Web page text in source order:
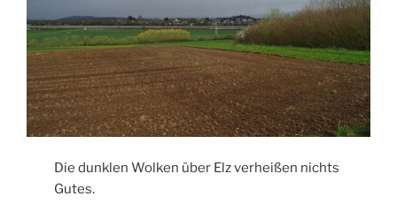
Die dunklen Wolken über Elz verheißen nichts
Gutes.